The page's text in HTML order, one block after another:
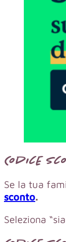
Codice
Se la tua
sconto.
Seleziona